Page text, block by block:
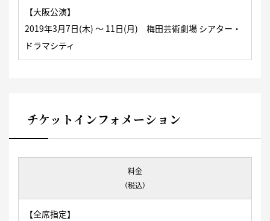
【大阪公演】
2019年3月7日(木) 〜 11日(月) 梅田芸術劇場 シアター・
ドラマシティ
チケットインフォメーション
料金
（税込）
【全席指定】